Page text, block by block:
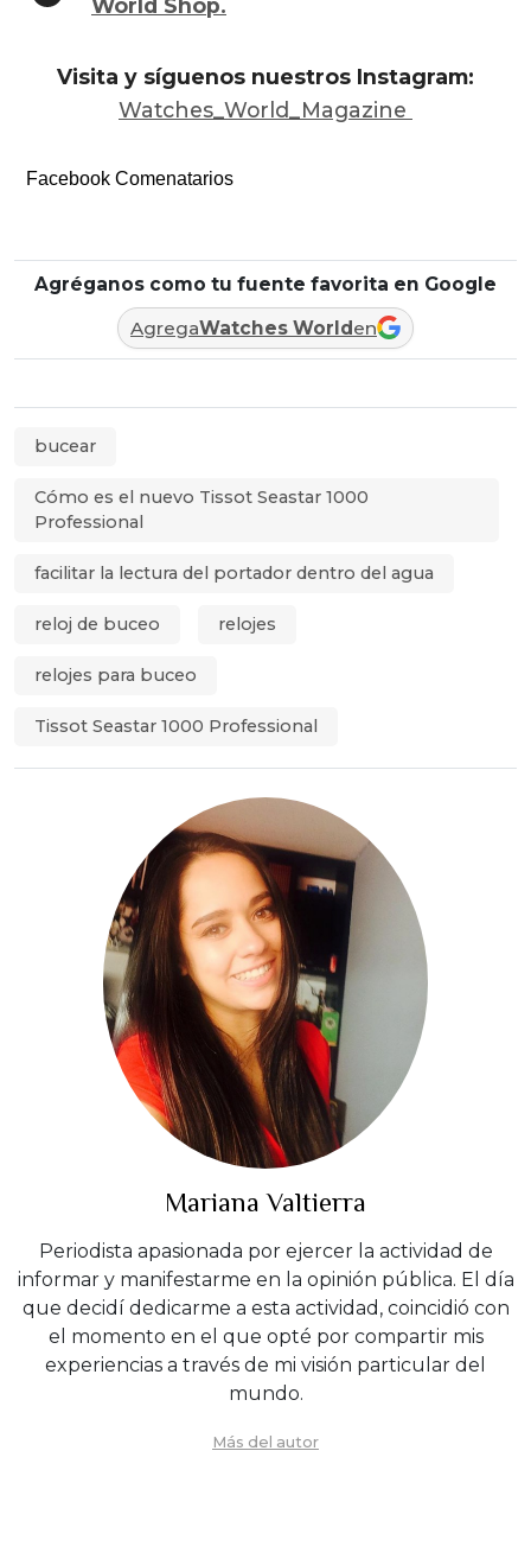
World Shop.
Visita y síguenos nuestros Instagram:
Watches_World_Magazine
Facebook Comenatarios
Agréganos como tu fuente favorita en Google
AgregaWatches Worlden
bucear
Cómo es el nuevo Tissot Seastar 1000
Professional
facilitar la lectura del portador dentro del agua
reloj de buceo relojes
relojes para buceo
Tissot Seastar 1000 Professional
Mariana Valtierra
Periodista apasionada por ejercer la actividad de
informar y manifestarme en la opinión pública. El día
que decidí dedicarme a esta actividad, coincidió con
el momento en el que opté por compartir mis
experiencias a través de mi visión particular del
mundo.
Más del autor